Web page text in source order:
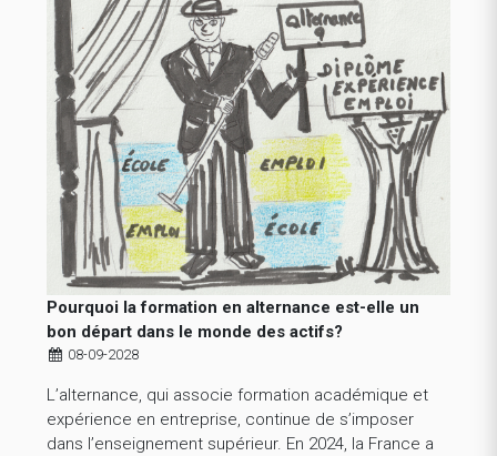
Pourquoi la formation en alternance est-elle un
bon départ dans le monde des actifs?
08-09-2028
L’alternance, qui associe formation académique et
expérience en entreprise, continue de s’imposer
dans l’enseignement supérieur. En 2024, la France a